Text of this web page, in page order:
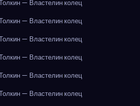
— Властелин колец
— Властелин колец
— Властелин колец
— Властелин колец
— Властелин колец
— Властелин колец